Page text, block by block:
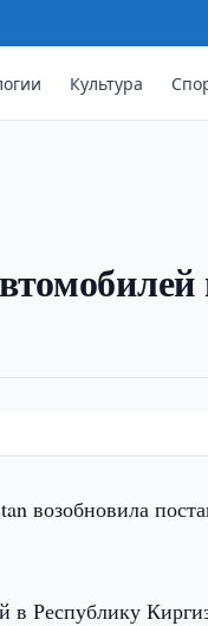
Культура
возобновила
в Республику